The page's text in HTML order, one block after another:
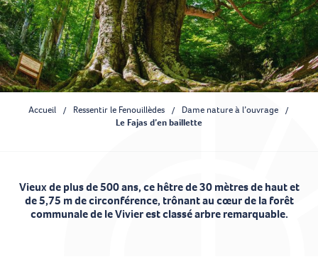
Accueil Ressentir le Fenouillèdes
Dame nature à l’ouvrage
Le Fajas d’en baillette
Vieux de plus de 500 ans, ce hêtre de 30 mètres de haut et
de 5,75 m de circonférence, trônant au cœur de la forêt
communale de le Vivier est classé arbre remarquable.